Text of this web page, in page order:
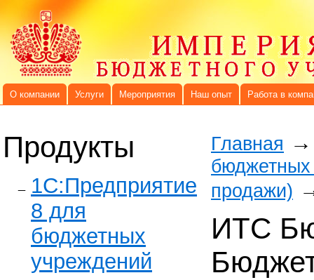
О компании Услуги Мероприятия Наш опыт Работа в
Продукты
1C:Предприятие
8 для
бюджетных
учреждений
Главная →
продажи)
ИТС